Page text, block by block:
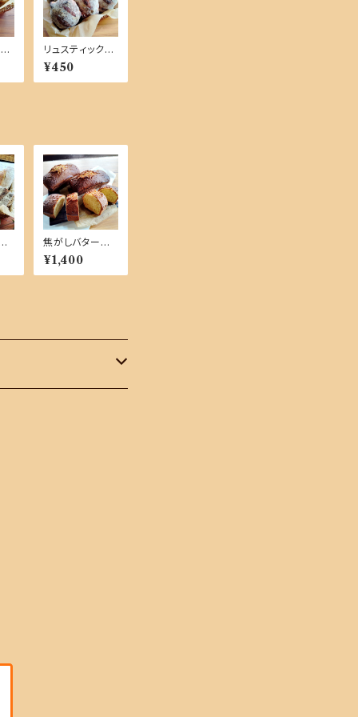
リュスティック
チーズ【単品商
品】
¥450
焦がしバターの
カトルカール １
本【単品商品】
¥1,400